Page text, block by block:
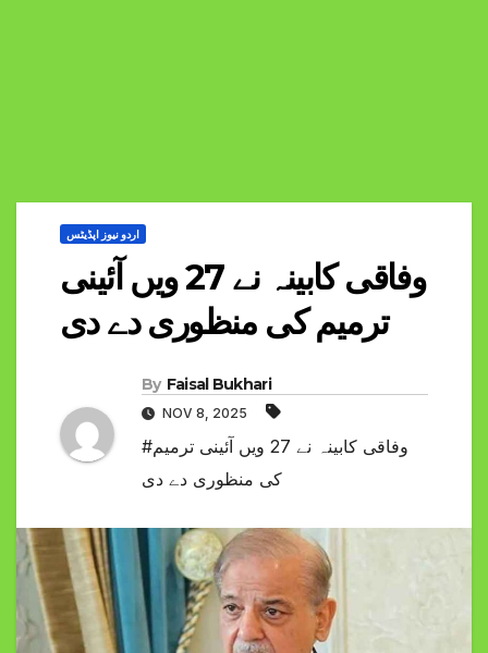
اردو نیوز اپڈیٹس
وفاقی کابینہ نے 27 ویں آئینی
ترمیم کی منظوری دے دی
By Faisal Bukhari
NOV 8, 2025
#وفاقی کابینہ نے 27 ویں آئینی ترمیم
کی منظوری دے دی